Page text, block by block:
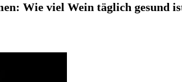
Wie viel Wein täglich gesund